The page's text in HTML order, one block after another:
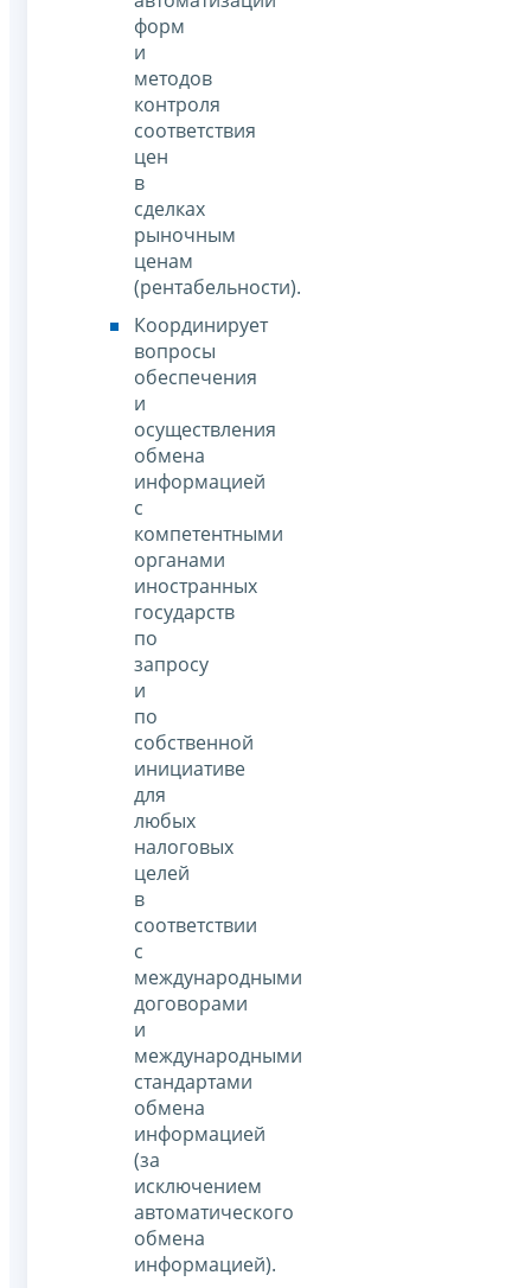
форм
и
методов
контроля
соответствия
цен
в
сделках
рыночным
ценам
(рентабельности).
Координирует
вопросы
обеспечения
и
осуществления
обмена
информацией
с
компетентными
органами
иностранных
государств
по
запросу
и
по
собственной
инициативе
для
любых
налоговых
целей
в
соответствии
с
международными
договорами
и
международными
стандартами
обмена
информацией
(за
исключением
автоматического
обмена
информацией).